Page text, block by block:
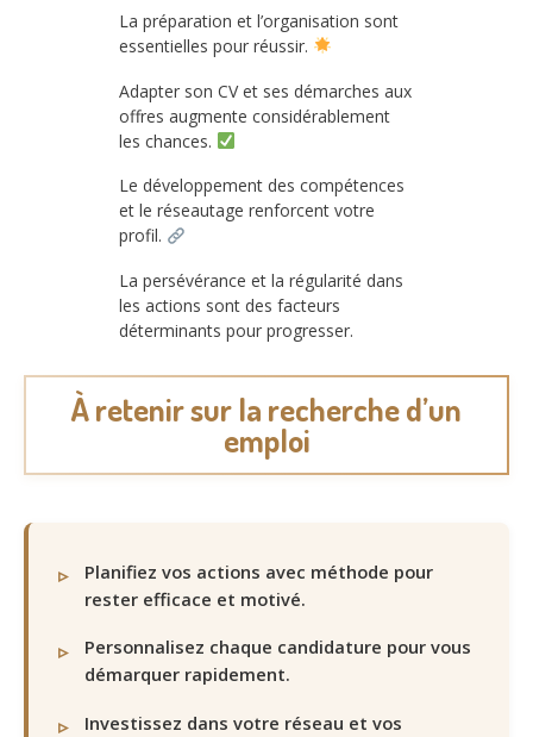
La préparation et l’organisation sont
essentielles pour réussir.
Adapter son CV et ses démarches aux
offres augmente considérablement
les chances.
Le développement des compétences
et le réseautage renforcent votre
profil.
La persévérance et la régularité dans
les actions sont des facteurs
déterminants pour progresser.
À retenir sur la recherche d’un
emploi
Planifiez vos actions avec méthode pour
rester efficace et motivé.
Personnalisez chaque candidature pour vous
démarquer rapidement.
Investissez dans votre réseau et vos